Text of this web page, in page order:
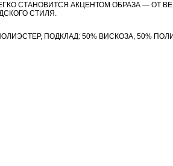
СТАНОВИТСЯ АКЦЕНТОМ ОБРАЗА — ОТ
СТИЛЯ.
ПОДКЛАД: 50% ВИСКОЗА, 50%